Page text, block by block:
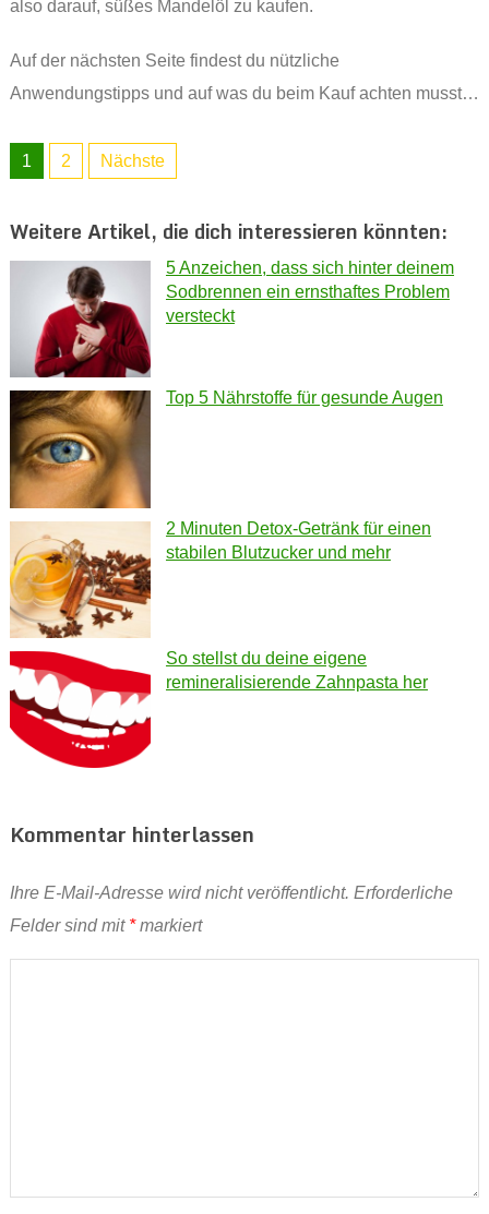
also darauf, süßes Mandelöl zu kaufen.
Auf der nächsten Seite findest du nützliche
Anwendungstipps und auf was du beim Kauf achten musst…
1 2 Nächste
Weitere Artikel, die dich interessieren könnten:
5 Anzeichen, dass sich hinter deinem
Sodbrennen ein ernsthaftes Problem
versteckt
Top 5 Nährstoffe für gesunde Augen
2 Minuten Detox-Getränk für einen
stabilen Blutzucker und mehr
So stellst du deine eigene
remineralisierende Zahnpasta her
Kommentar hinterlassen
Ihre E-Mail-Adresse wird nicht veröffentlicht. Erforderliche
Felder sind mit *markiert